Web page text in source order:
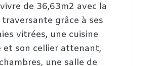
de 36,63m2 avec la
traversante grâce à ses
vitrées, une cuisine
et son cellier attenant,
une salle de